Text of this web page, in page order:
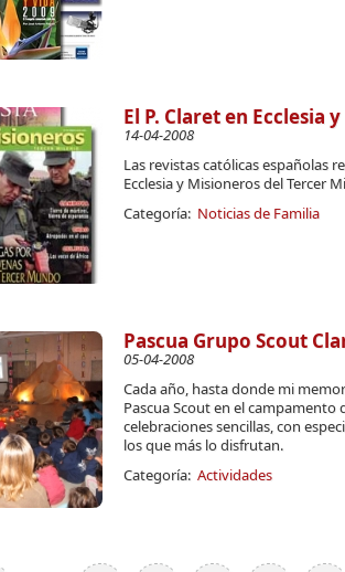
El P. Claret en Ecclesia
14-04-2008
Las revistas católicas españolas
Ecclesia y Misioneros del Tercer
Categoría: Noticias de Familia
Pascua Grupo Scout
05-04-2008
Cada año, hasta donde mi
Pascua Scout en el campamento
celebraciones sencillas, con
los que más lo disfrutan.
Categoría: Actividades